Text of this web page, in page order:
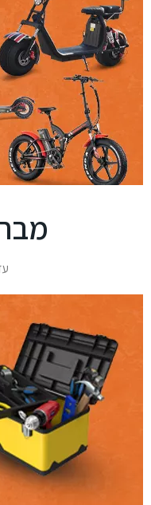
עד 100% מימון